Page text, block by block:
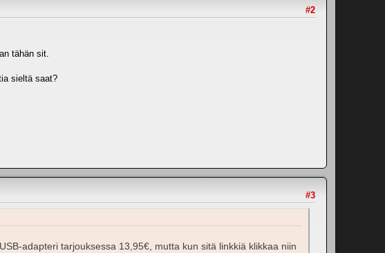
#2
tähän sit.
sieltä saat?
#3
adapteri tarjouksessa 13,95€, mutta kun sitä linkkiä klikkaa niin